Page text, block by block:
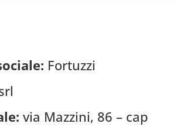
Fortuzzi
via Mazzini, 86 – cap